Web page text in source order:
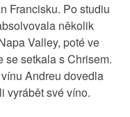
Francisku. Po studiu
několik
Valley, poté ve
se setkala s Chrisem.
Andreu dovedla
vyrábět své víno.